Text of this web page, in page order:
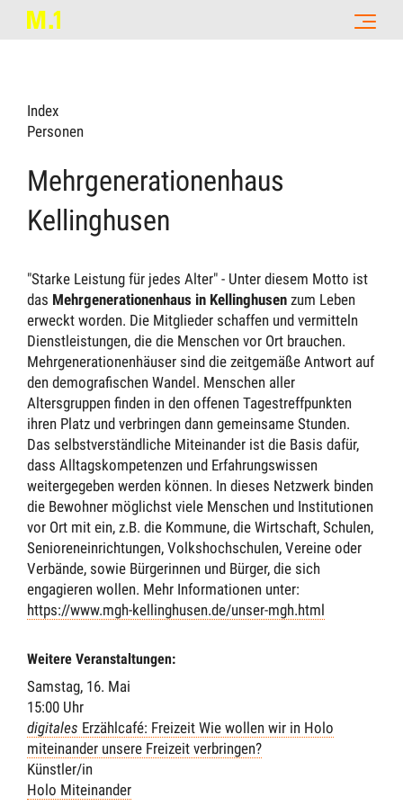
Index
Personen
Mehrgenerationenhaus
Kellinghusen
"Starke Leistung für jedes Alter" - Unter diesem Motto ist
das Mehrgenerationenhaus in Kellinghusen zum Leben
erweckt worden. Die Mitglieder schaffen und vermitteln
Dienstleistungen, die die Menschen vor Ort brauchen.
Mehrgenerationenhäuser sind die zeitgemäße Antwort auf
den demografischen Wandel. Menschen aller
Altersgruppen finden in den offenen Tagestreffpunkten
ihren Platz und verbringen dann gemeinsame Stunden.
Das selbstverständliche Miteinander ist die Basis dafür,
dass Alltagskompetenzen und Erfahrungswissen
weitergegeben werden können. In dieses Netzwerk binden
die Bewohner möglichst viele Menschen und Institutionen
vor Ort mit ein, z.B. die Kommune, die Wirtschaft, Schulen,
Senioreneinrichtungen, Volkshochschulen, Vereine oder
Verbände, sowie Bürgerinnen und Bürger, die sich
engagieren wollen. Mehr Informationen unter:
https://www.mgh-kellinghusen.de/unser-mgh.html
Weitere Veranstaltungen:
Samstag, 16. Mai
15:00 Uhr
digitales Erzählcafé: Freizeit Wie wollen wir in Holo
miteinander unsere Freizeit verbringen?
Künstler/in
Holo Miteinander